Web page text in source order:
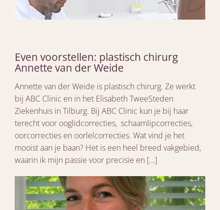
Even voorstellen: plastisch chirurg
Annette van der Weide
Annette van der Weide is plastisch chirurg. Ze werkt
bij ABC Clinic en in het Elisabeth TweeSteden
Ziekenhuis in Tilburg. Bij ABC Clinic kun je bij haar
terecht voor ooglidcorrecties, schaamlipcorrecties,
oorcorrecties en oorlelcorrecties. Wat vind je het
mooist aan je baan? Het is een heel breed vakgebied,
waarin ik mijn passie voor precisie en […]